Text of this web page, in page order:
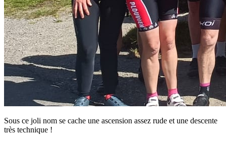
Sous ce joli nom se cache une ascension assez rude et une descente
très technique !